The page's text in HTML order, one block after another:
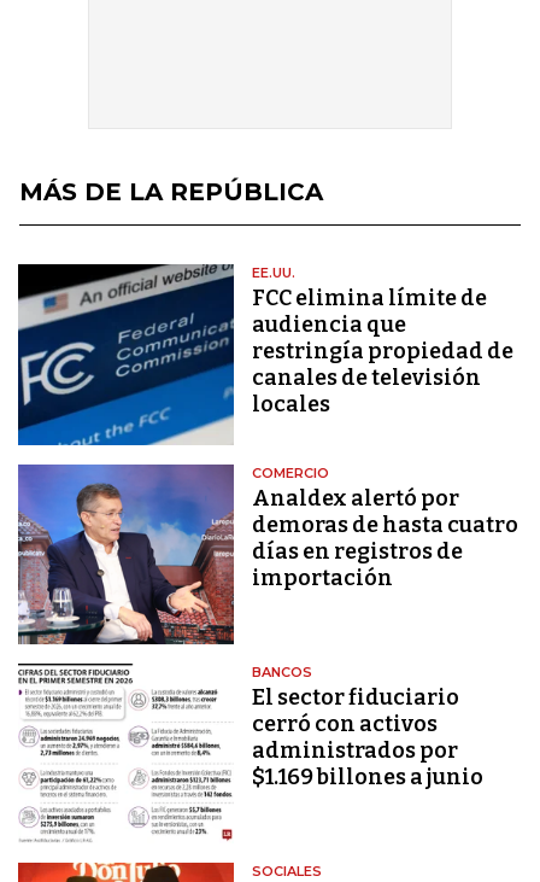
MÁS DE LA REPÚBLICA
EE.UU.
FCC elimina límite de
audiencia que
restringía propiedad de
canales de televisión
locales
COMERCIO
Analdex alertó por
demoras de hasta cuatro
días en registros de
importación
BANCOS
El sector fiduciario
cerró con activos
administrados por
$1.169 billones a junio
SOCIALES